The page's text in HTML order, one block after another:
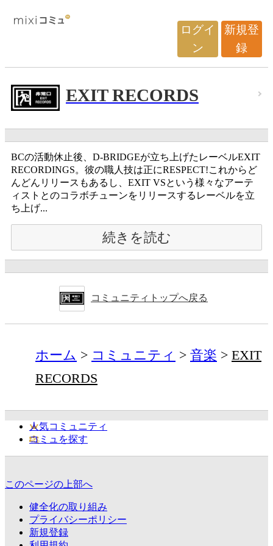
ログイ
ン
新規登
録
EXIT RECORDS
BCの活動休止後、D-BRIDGEが立ち上げたレーベルEXIT
RECORDINGS。彼の職人技は正にRESPECT!これからど
んどんリリースもあるし、EXIT VSという様々なアーテ
ィストとのコラボチューンをリリースするレーベルを立
ち上げ...
続きを読む
コミュニティトップへ戻る
ホーム コミュニティ 音楽
EXIT
RECORDS
人気コミュニティ
コミュを探す
このページの上部へ
健全化の取り組み
プライバシーポリシー
新規登録